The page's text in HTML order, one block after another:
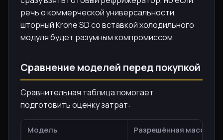
речь о коммерческой универсальности,
шторный Krone SD со вставкой холодильного
модуля будет разумным компромиссом.
Сравнение моделей перед покупкой
Сравнительная таблица помогает
подготовить оценку затрат:
Модель Разрешённая масса